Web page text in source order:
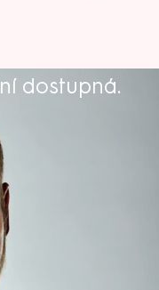
dostupná.
ne exkluzivní scénu